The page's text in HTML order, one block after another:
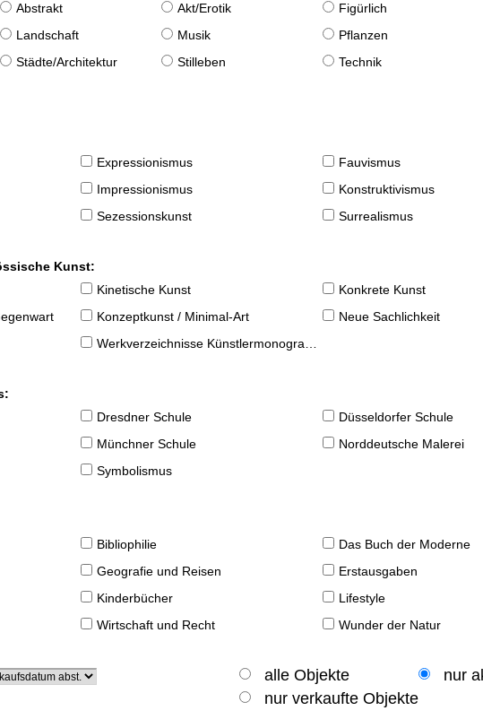
Abstrakt Akt/Erotik Figürlich
Landschaft Musik Pflanzen
Städte/Architektur Stilleben Technik
Expressionismus Fauvismus
Impressionismus Konstruktivismus
Sezessionskunst Surrealismus
Kunst:
Kinetische Kunst Konkrete Kunst
Konzeptkunst / Minimal-Art Neue Sachlichkeit
Werkverzeichnisse Künstlermonographien
Dresdner Schule Düsseldorfer Schule
Münchner Schule Norddeutsche Malerei
Symbolismus
Bibliophilie Das Buch der Moderne
Geografie und Reisen Erstausgaben
Kinderbücher Lifestyle
Wirtschaft und Recht Wunder der Natur
alle Objekte
nur
nur verkaufte Objekte